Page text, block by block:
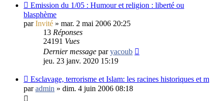
Emission du 1/05 : Humour et religion : liberté ou
blasphème
parInvité » mar. 2 mai 2006 20:25
13 Réponses
24191 Vues
Dernier message paryacoub
jeu. 23 janv. 2020 15:19
Esclavage, terrorisme et Islam: les racines historiques et m
paradmin » dim. 4 juin 2006 08:18